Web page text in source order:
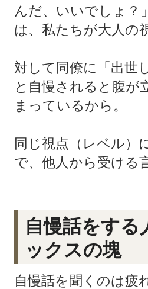
んだ、いいでしょ？
は、私たちが大人の
対して同僚に「出世
と自慢されると腹が
まっているから。
同じ視点（レベル）
で、他人から受ける
自慢話をす
ックスの塊
自慢話を聞くのは疲